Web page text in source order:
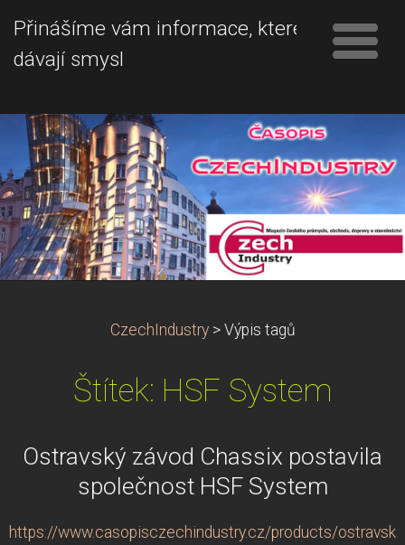
Přinášíme vám informace, které
dávají smysl
CzechIndustry > Výpis tagů
Štítek: HSF System
Ostravský závod Chassix postavila
společnost HSF System
https://www.casopisczechindustry.cz/products/